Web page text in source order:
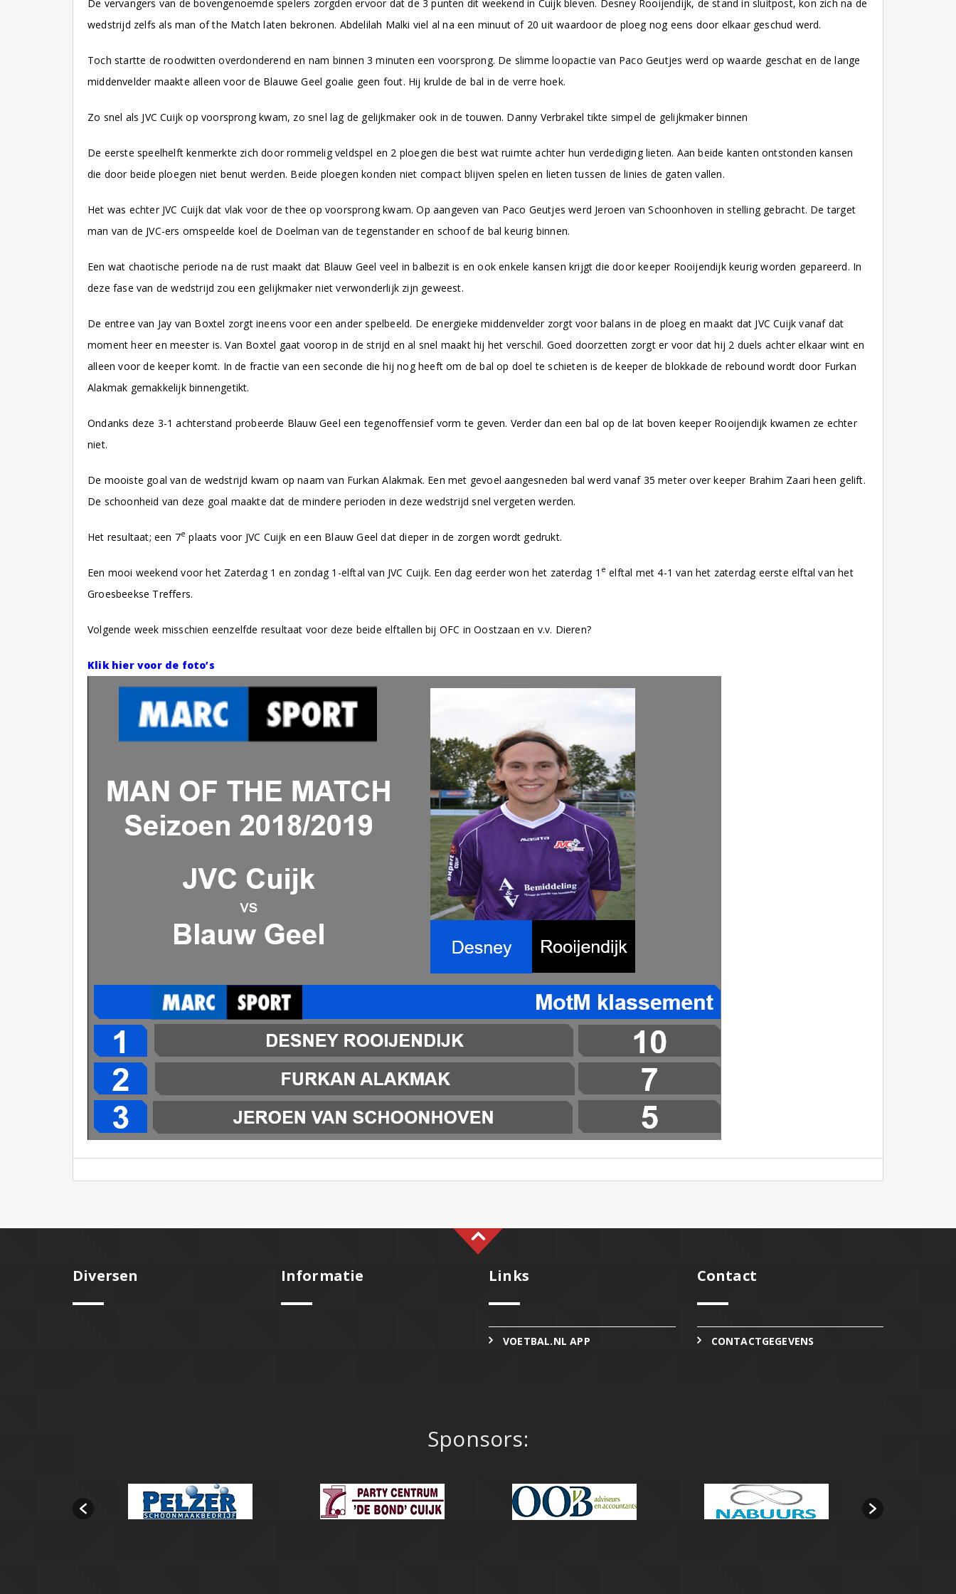
De vervangers van de bovengenoemde spelers zorgden ervoor dat de 3 punten dit weekend in Cuijk bleven. Desney Rooijendijk, de stand in sluitpost, kon zich na de
wedstrijd zelfs als man of the Match laten bekronen. Abdelilah Malki viel al na een minuut of 20 uit waardoor de ploeg nog eens door elkaar geschud werd.
Toch startte de roodwitten overdonderend en nam binnen 3 minuten een voorsprong. De slimme loopactie van Paco Geutjes werd op waarde geschat en de lange
middenvelder maakte alleen voor de Blauwe Geel goalie geen fout. Hij krulde de bal in de verre hoek.
Zo snel als JVC Cuijk op voorsprong kwam, zo snel lag de gelijkmaker ook in de touwen. Danny Verbrakel tikte simpel de gelijkmaker binnen
De eerste speelhelft kenmerkte zich door rommelig veldspel en 2 ploegen die best wat ruimte achter hun verdediging lieten. Aan beide kanten ontstonden kansen
die door beide ploegen niet benut werden. Beide ploegen konden niet compact blijven spelen en lieten tussen de linies de gaten vallen.
Het was echter JVC Cuijk dat vlak voor de thee op voorsprong kwam. Op aangeven van Paco Geutjes werd Jeroen van Schoonhoven in stelling gebracht. De target
man van de JVC-ers omspeelde koel de Doelman van de tegenstander en schoof de bal keurig binnen.
Een wat chaotische periode na de rust maakt dat Blauw Geel veel in balbezit is en ook enkele kansen krijgt die door keeper Rooijendijk keurig worden gepareerd. In
deze fase van de wedstrijd zou een gelijkmaker niet verwonderlijk zijn geweest.
De entree van Jay van Boxtel zorgt ineens voor een ander spelbeeld. De energieke middenvelder zorgt voor balans in de ploeg en maakt dat JVC Cuijk vanaf dat
moment heer en meester is. Van Boxtel gaat voorop in de strijd en al snel maakt hij het verschil. Goed doorzetten zorgt er voor dat hij 2 duels achter elkaar wint en
alleen voor de keeper komt. In de fractie van een seconde die hij nog heeft om de bal op doel te schieten is de keeper de blokkade de rebound wordt door Furkan
Alakmak gemakkelijk binnengetikt.
Ondanks deze 3-1 achterstand probeerde Blauw Geel een tegenoffensief vorm te geven. Verder dan een bal op de lat boven keeper Rooijendijk kwamen ze echter
niet.
De mooiste goal van de wedstrijd kwam op naam van Furkan Alakmak. Een met gevoel aangesneden bal werd vanaf 35 meter over keeper Brahim Zaari heen gelift.
De schoonheid van deze goal maakte dat de mindere perioden in deze wedstrijd snel vergeten werden.
Het resultaat; een 7e plaats voor JVC Cuijk en een Blauw Geel dat dieper in de zorgen wordt gedrukt.
Een mooi weekend voor het Zaterdag 1 en zondag 1-elftal van JVC Cuijk. Een dag eerder won het zaterdag 1 e elftal met 4-1 van het zaterdag eerste elftal van het
Groesbeekse Treffers.
Volgende week misschien eenzelfde resultaat voor deze beide elftallen bij OFC in Oostzaan en v.v. Dieren?
Klik hier voor de foto’s
Diversen Informatie Links
VOETBAL.NL APP
Contact
CONTACTGEGEVENS
Sponsors: